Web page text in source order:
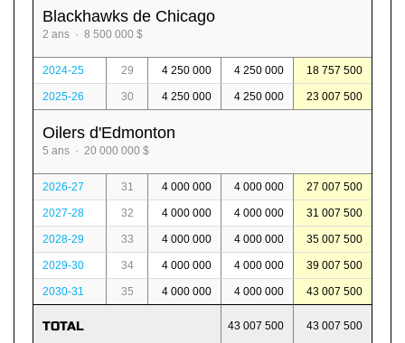
Blackhawks de Chicago
2 ans · 8 500 000 $
2024-25 29 4 250 000 4 250 000 18 757 500
2025-26 30 4 250 000 4 250 000 23 007 500
Oilers d'Edmonton
5 ans · 20 000 000 $
2026-27 31 4 000 000 4 000 000 27 007 500
2027-28 32 4 000 000 4 000 000 31 007 500
2028-29 33 4 000 000 4 000 000 35 007 500
2029-30 34 4 000 000 4 000 000 39 007 500
2030-31 35 4 000 000 4 000 000 43 007 500
TOTAL 43 007 500 43 007 500